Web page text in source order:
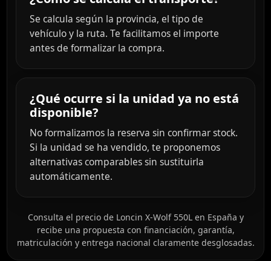
Se calcula según la provincia, el tipo de
vehículo y la ruta. Te facilitamos el importe
antes de formalizar la compra.
¿Qué ocurre si la unidad ya no está
disponible?
No formalizamos la reserva sin confirmar stock.
Si la unidad se ha vendido, te proponemos
alternativas comparables sin sustituirla
automáticamente.
Consulta el precio de Loncin X-Wolf 550L en España y
recibe una propuesta con financiación, garantía,
matriculación y entrega nacional claramente desglosadas.